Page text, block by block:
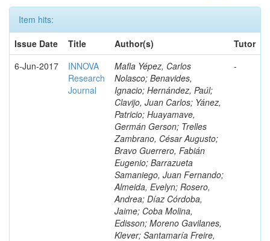
Item hits:
Issue Date
Title Author(s)
Tutor
6-Jun-2017
INNOVA
Research
Journal
Mafla Yépez, Carlos
Nolasco; Benavides,
Ignacio; Hernández, Paúl;
Clavijo, Juan Carlos; Yánez,
Patricio; Huayamave,
Germán Gerson; Trelles
Zambrano, César Augusto;
Bravo Guerrero, Fabián
Eugenio; Barrazueta
Samaniego, Juan Fernando;
Almeida, Evelyn; Rosero,
Andrea; Díaz Córdoba,
Jaime; Coba Molina,
Edisson; Moreno Gavilanes,
Klever; Santamaría Freire,
-